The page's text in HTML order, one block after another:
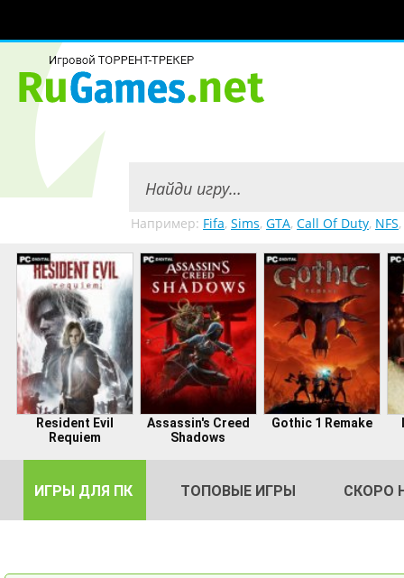
Например: Fifa, Sims, GTA, Call Of Duty, NFS,
Resident Evil
Requiem
Assassin's Creed
Shadows
Gothic 1 Remake
ИГРЫ ДЛЯ ПК ТОПОВЫЕ ИГРЫ СКОРО